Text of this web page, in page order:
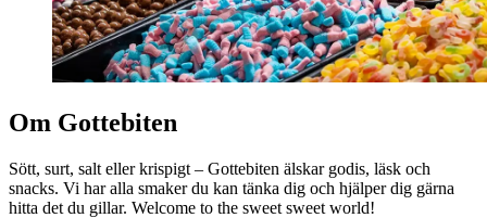
Om Gottebiten
Sött, surt, salt eller krispigt – Gottebiten älskar godis, läsk och
snacks. Vi har alla smaker du kan tänka dig och hjälper dig gärna
hitta det du gillar. Welcome to the sweet sweet world!